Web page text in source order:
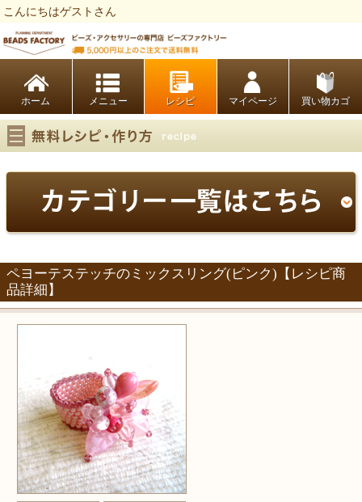
こんにちはゲストさん
ホーム レシピ マイページ 買い物カゴ
ペヨーテステッチのミックスリング(ピンク)【レシピ商
品詳細】